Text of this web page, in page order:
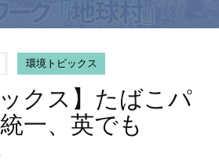
環境トピックス
ックス】たばこパ
一、英でも